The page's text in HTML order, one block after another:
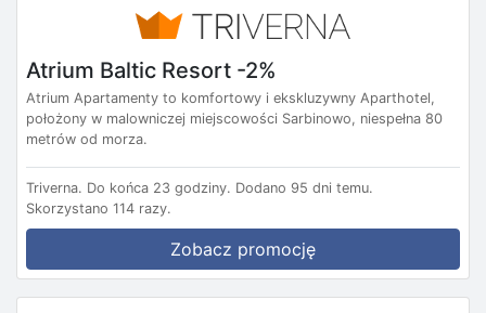
Atrium Baltic Resort -2%
Atrium Apartamenty to komfortowy i ekskluzywny Aparthotel,
położony w malowniczej miejscowości Sarbinowo, niespełna 80
metrów od morza.
Triverna. Do końca 23 godziny. Dodano 95 dni temu.
Skorzystano 114 razy.
Zobacz promocję